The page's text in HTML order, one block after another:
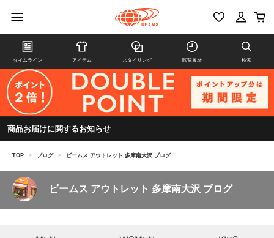
タイムライン アイテム スタイリング 閲覧履歴 検索
商品お届けに関するお知らせ
TOP > ブログ > ビームス アウトレット 多摩南大沢 ブログ
ビームス アウトレット 多摩南大沢 ブログ